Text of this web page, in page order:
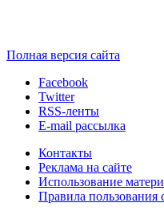
Полная версия сайта
Facebook
Twitter
RSS-ленты
E-mail рассылка
Контакты
Реклама на сайте
Использование
Правила пользования